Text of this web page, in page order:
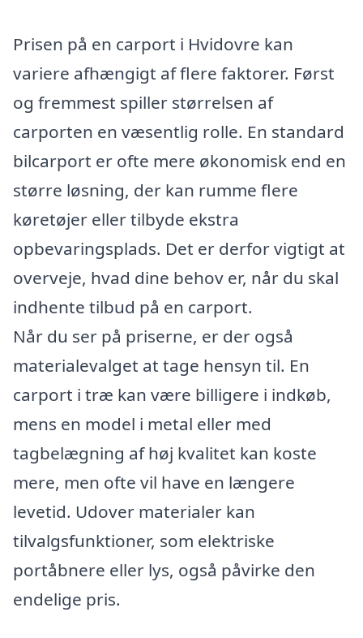
Prisen på en carport i Hvidovre kan
variere afhængigt af flere faktorer. Først
og fremmest spiller størrelsen af
carporten en væsentlig rolle. En standard
bilcarport er ofte mere økonomisk end en
større løsning, der kan rumme flere
køretøjer eller tilbyde ekstra
opbevaringsplads. Det er derfor vigtigt at
overveje, hvad dine behov er, når du skal
indhente tilbud på en carport.
Når du ser på priserne, er der også
materialevalget at tage hensyn til. En
carport i træ kan være billigere i indkøb,
mens en model i metal eller med
tagbelægning af høj kvalitet kan koste
mere, men ofte vil have en længere
levetid. Udover materialer kan
tilvalgsfunktioner, som elektriske
portåbnere eller lys, også påvirke den
endelige pris.